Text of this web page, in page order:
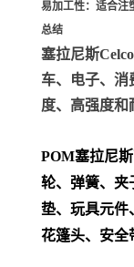
易加工性：适合注
总结
塞拉尼斯
车、电子、消
度、高强度和
POM塞拉尼
轮、弹簧、夹
垫、玩具元件
花篷头、安全